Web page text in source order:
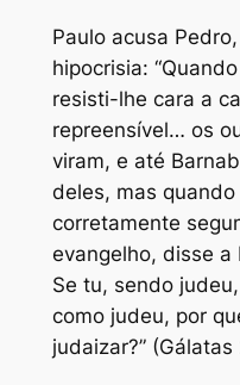
Paulo acusa
hipocrisia:
resisti-lhe cara a
repreensível… os
viram, e até
deles, mas
corretamente
evangelho, disse
Se tu, sendo
como judeu, por
judaizar?” (Gálatas